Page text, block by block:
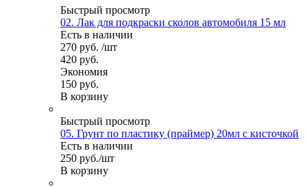
Быстрый просмотр
02. Лак для подкраски сколов автомобиля 15 мл
Есть в наличии
270 руб. /шт
420 руб.
Экономия
150 руб.
В корзину
Быстрый просмотр
05. Грунт по пластику (праймер) 20мл с кисточкой
Есть в наличии
250 руб./шт
В корзину